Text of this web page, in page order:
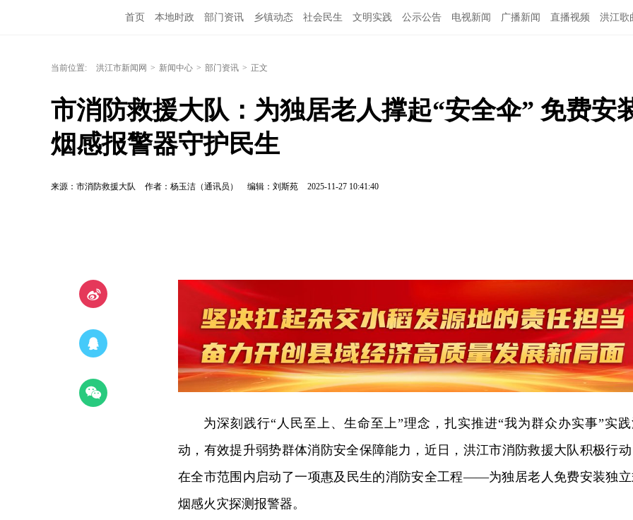
首页 本地时政 部门资讯 乡镇动态 社会民生 文明实践 公示公告 电视新闻 广播新闻 直播视频 洪江歌
当前位置: 洪江市新闻网 > 新闻中心 > 部门资讯 > 正文
市消防救援大队：为独居老人撑起“安全伞” 免费安
烟感报警器守护民生
来源：市消防救援大队 作者：杨玉洁（通讯员） 编辑：刘斯苑 2025-11-27 10:41:40
为深刻践行“人民至上、生命至上”理念，扎实推进“我为群众办实事”实
动，有效提升弱势群体消防安全保障能力，近日，洪江市消防救援大队积极行动
在全市范围内启动了一项惠及民生的消防安全工程——为独居老人免费安装独
烟感火灾探测报警器。